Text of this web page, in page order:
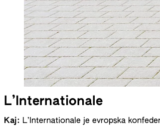
L’Internationale
Kaj: L’Internationale je evropska